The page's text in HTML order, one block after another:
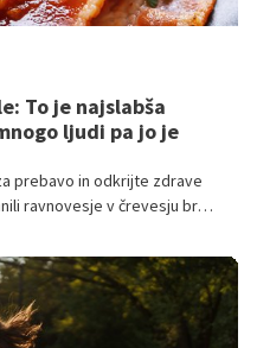
To je najslabša
ljudi pa jo je
prebavo in odkrijte zdrave
ravnovesje v črevesju brez